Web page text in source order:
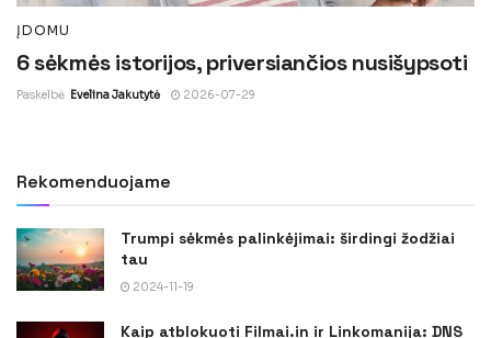
ĮDOMU
6 sėkmės istorijos, priversiančios nusišypsoti
Paskelbė Evelina Jakutytė 2026-07-29
Rekomenduojame
Trumpi sėkmės palinkėjimai: širdingi žodžiai
tau
2024-11-19
Kaip atblokuoti Filmai.in ir Linkomanija: DNS